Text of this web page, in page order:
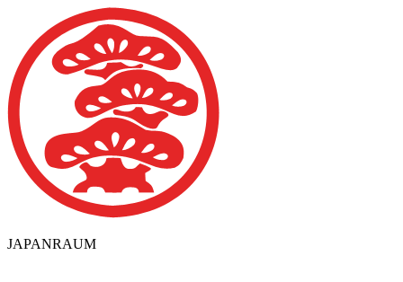
JAPANRAUM